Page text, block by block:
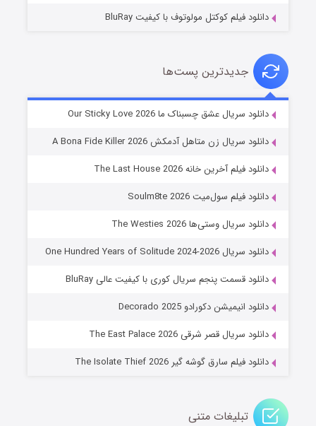
شوهر
عملیات آپارتمان
قسمت۲ (زیرنویس) منتشر شد
دانلود فیلم کوکتل مولوتوف با کیفیت BluRay
جدیدترین پست‌ها
دانلود سریال عشق چسبناک ما Our Sticky Love 2026
دانلود سریال زن متاهل آدمکش A Bona Fide Killer 2026
دانلود فیلم آخرین خانه The Last House 2026
دانلود فیلم سول‌میت Soulm8te 2026
دانلود سریال وستی‌ها The Westies 2026
دانلود سریال One Hundred Years of Solitude 2024-2026
دانلود قسمت پنجم سریال کوری با کیفیت عالی BluRay
دانلود انیمیشن دکورادو Decorado 2025
دانلود سریال قصر شرقی The East Palace 2026
دانلود فیلم سارق گوشه گیر The Isolate Thief 2026
تبلیغات متنی